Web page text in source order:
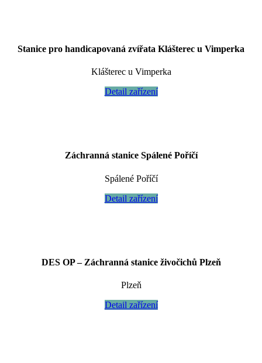
Stanice pro handicapovaná zvířata Klášterec u Vimperka
Klášterec u Vimperka
Detail zařízení
Záchranná stanice Spálené Poříčí
Spálené Poříčí
Detail zařízení
DES OP – Záchranná stanice živočichů Plzeň
Plzeň
Detail zařízení